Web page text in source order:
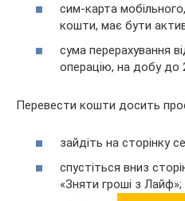
сим-карта
кошти, має бути
сума перерахування
операцію, на добу до
Перевести кошти досить
зайдіть на сторінку
спустіться вниз
«Зняти гроші з Лайф»;